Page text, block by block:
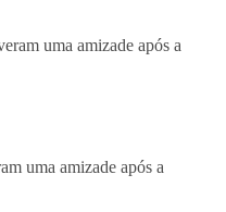
uma amizade após a